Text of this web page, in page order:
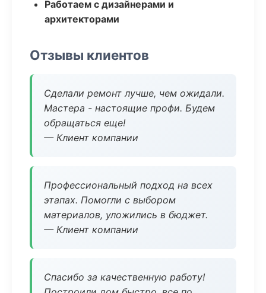
Работаем с дизайнерами и
архитекторами
Отзывы клиентов
Сделали ремонт лучше, чем ожидали.
Мастера - настоящие профи. Будем
обращаться еще!
— Клиент компании
Профессиональный подход на всех
этапах. Помогли с выбором
материалов, уложились в бюджет.
— Клиент компании
Спасибо за качественную работу!